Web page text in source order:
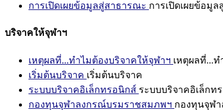
การเปิดเผยข้อมูลสู่สาธารณะ การเปิดเผยข้อมู
บริจาคให้จุฬาฯ
เหตุผลที่...ทำไมต้องบริจาคให้จุฬาฯ เหตุผลที่...
เริ่มต้นบริจาค เริ่มต้นบริจาค
ระบบบริจาคอิเล็กทรอนิกส์ ระบบบริจาคอิเล็กท
กองทุนจุฬาลงกรณ์บรมราชสมภพฯ กองทุนจุฬ